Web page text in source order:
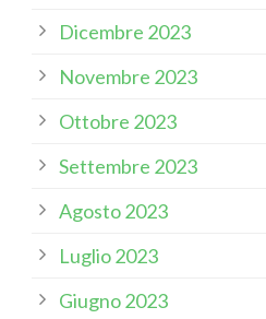
Dicembre 2023
Novembre 2023
Ottobre 2023
Settembre 2023
Agosto 2023
Luglio 2023
Giugno 2023